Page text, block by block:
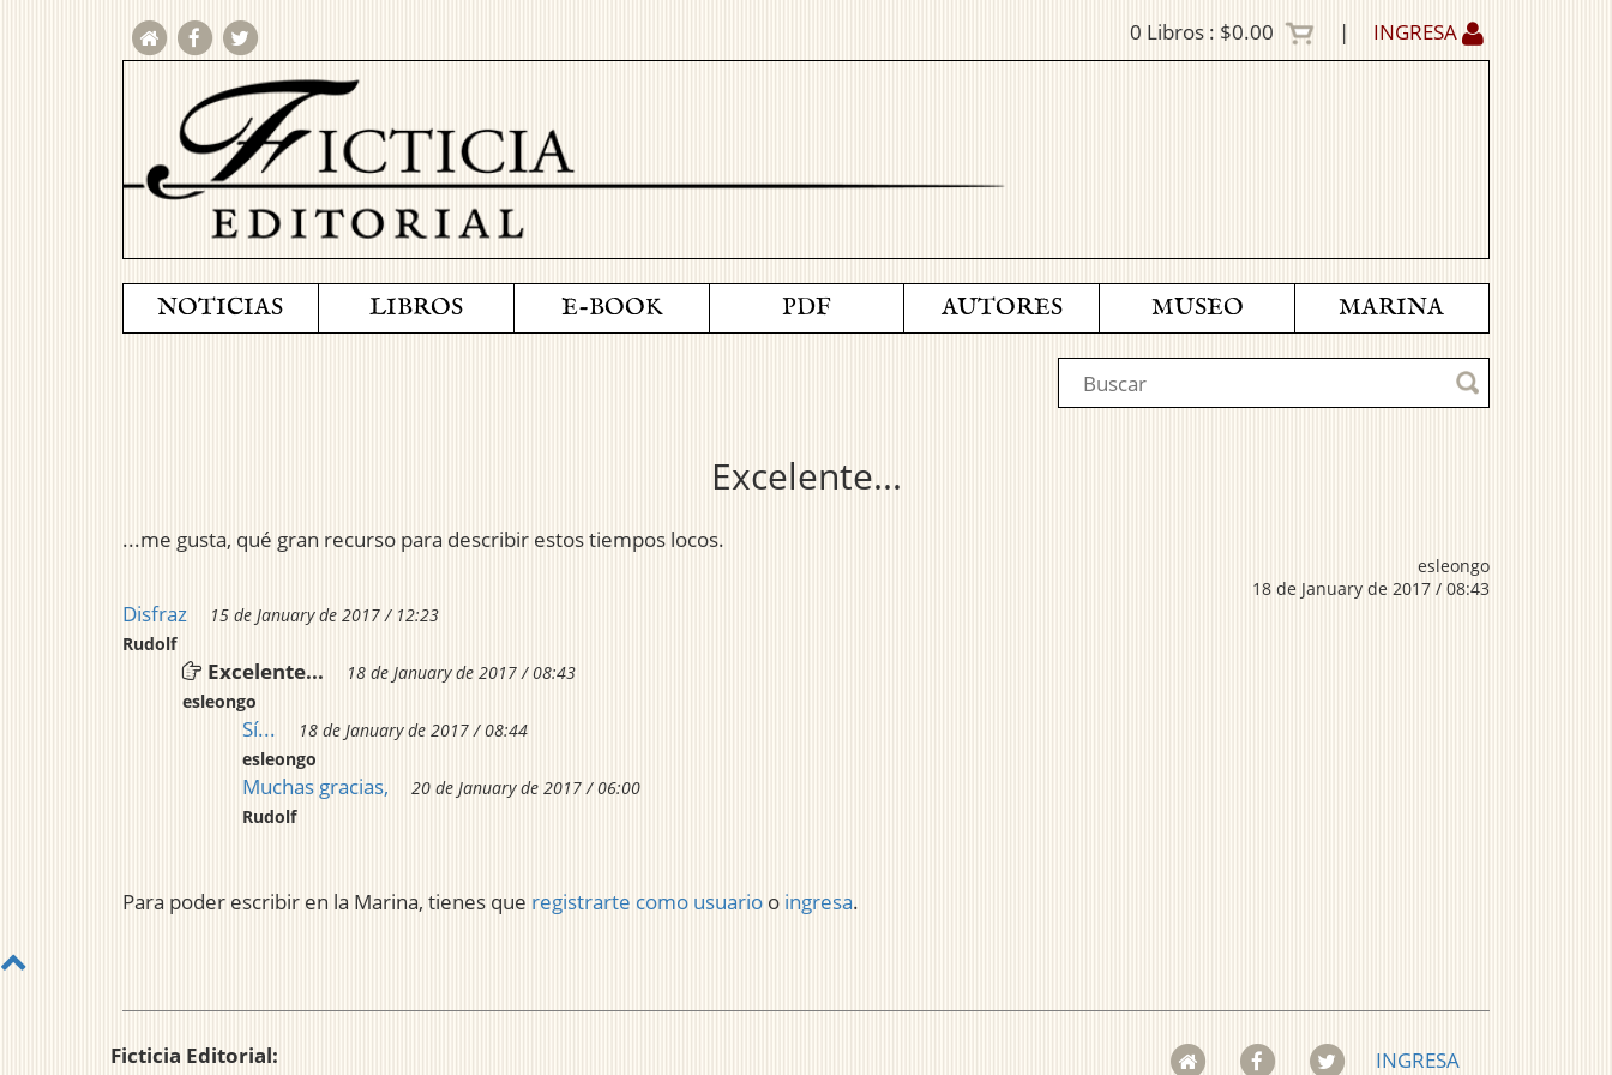
0 Libros : $0.00 | INGRESA
NOTICIAS LIBROS E-BOOK PDF AUTORES MUSEO MARINA
Excelente...
...me gusta, qué gran recurso para describir estos tiempos locos.
esleongo
18 de January de 2017 / 08:43
Disfraz
15 de January de 2017 / 12:23
Rudolf
Excelente...
18 de January de 2017 / 08:43
esleongo
Sí...
18 de January de 2017 / 08:44
esleongo
Muchas gracias,
20 de January de 2017 / 06:00
Rudolf
Para poder escribir en la Marina, tienes que registrarte como usuario o ingresa.
Ficticia Editorial:
INGRESA